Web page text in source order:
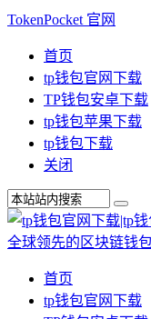
TokenPocket 官网
首页
tp钱包官网下载
TP钱包安卓下载
tp钱包苹果下载
tp钱包下载
关闭
首页
tp钱包官网下载